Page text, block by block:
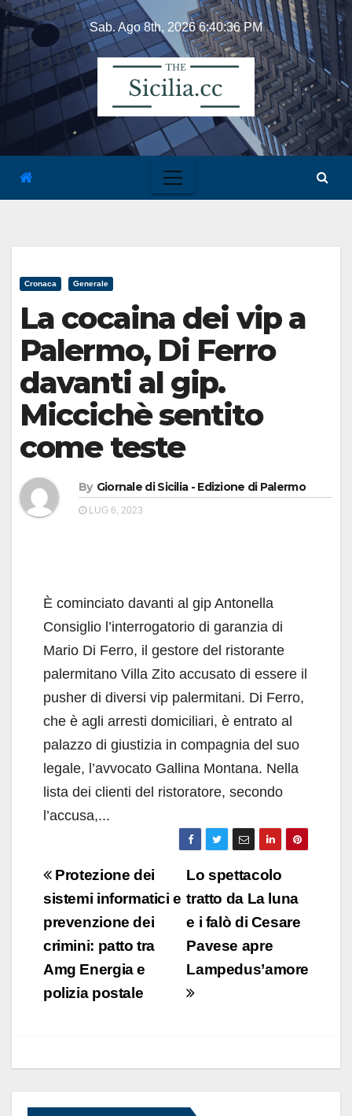
Skip
content
Sab. Ago 8th, 20266:40:36 PM
Cronaca Generale
La cocaina dei vip a
Palermo, Di Ferro
davanti al gip.
Miccichè sentito
come teste
By Giornale di Sicilia - Edizione di Palermo
LUG 6, 2023
È cominciato davanti al gip Antonella
Consiglio l’interrogatorio di garanzia di
Mario Di Ferro, il gestore del ristorante
palermitano Villa Zito accusato di essere il
pusher di diversi vip palermitani. Di Ferro,
che è agli arresti domiciliari, è entrato al
palazzo di giustizia in compagnia del suo
legale, l’avvocato Gallina Montana. Nella
lista dei clienti del ristoratore, secondo
l’accusa,...
Navigazione
articoli
Lo spettacolo
tratto da La luna
e i falò di Cesare
Pavese apre
Lampedus’amore
Protezione dei
sistemi informatici e
prevenzione dei
crimini: patto tra
Amg Energia e
polizia postale